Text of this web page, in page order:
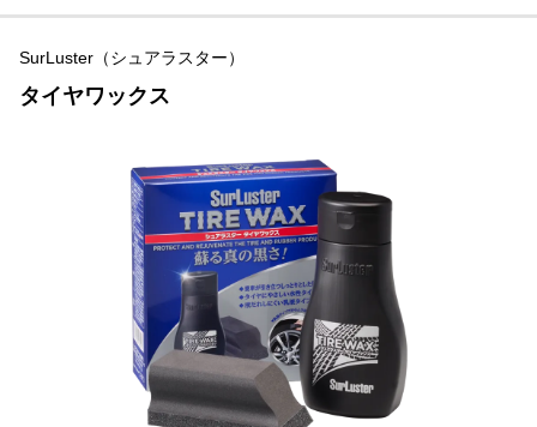
SurLuster（シュアラスター）
タイヤワックス